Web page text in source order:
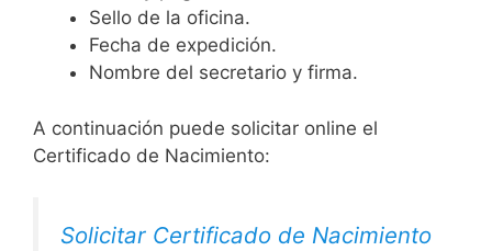
Sello de la oficina.
Fecha de expedición.
Nombre del secretario y firma.
A continuación puede solicitar online el
Certificado de Nacimiento:
Solicitar Certificado de Nacimiento